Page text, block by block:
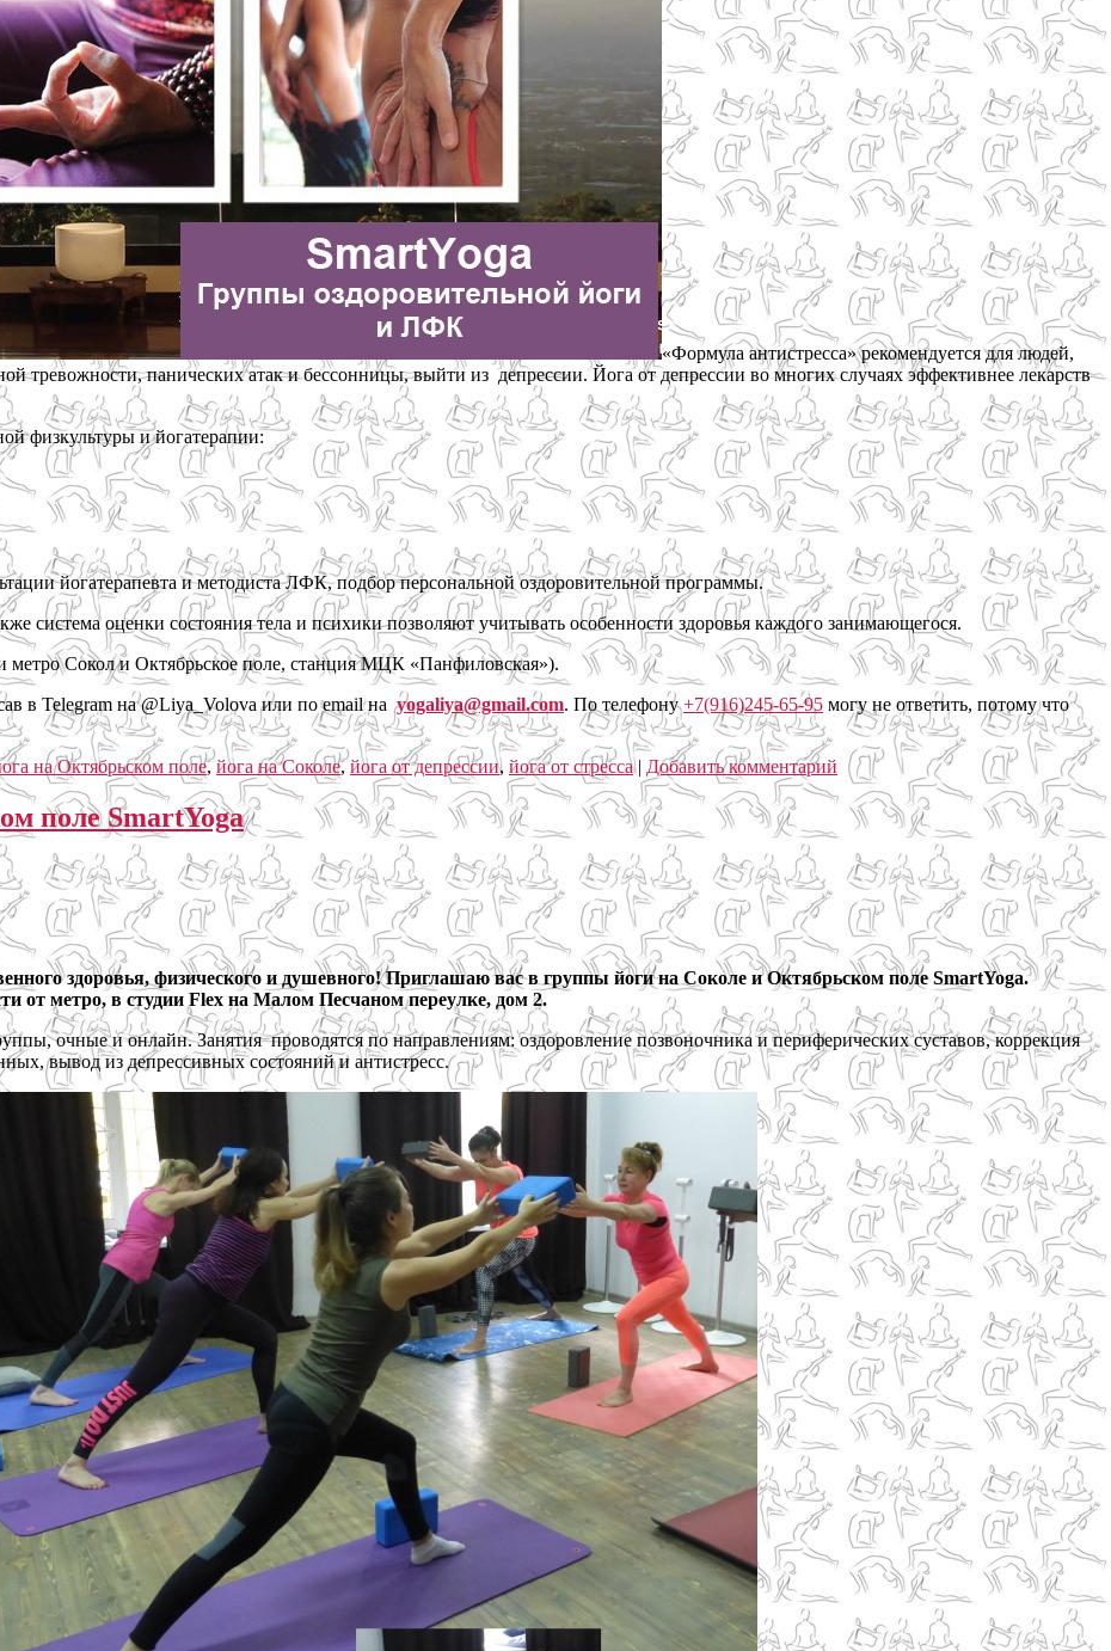
«Формула антистресса» рекомендуется для людей,
тревожности, панических атак и бессонницы, выйти из депрессии. Йога от депрессии во многих случаях эффективнее лекарств
физкультуры и йогатерапии:
йогатерапевта и методиста ЛФК, подбор персональной оздоровительной программы.
система оценки состояния тела и психики позволяют учитывать особенности здоровья каждого занимающегося.
Сокол и Октябрьское поле, станция МЦК «Панфиловская»).
в Telegram на @Liya_Volova или по email наyogaliya@gmail.com. По телефону+7(916)245-65-95 могу не ответить, потому что
на Октябрьском поле,йога на Соколе,йога от депрессии, йога от стресса | Добавить комментарий
поле SmartYoga
здоровья, физического и душевного! Приглашаю вас в группы йоги на Соколе и Октябрьском поле SmartYoga.
от метро, в студии Flex на Малом Песчаном переулке, дом 2.
очные и онлайн. Занятия проводятся по направлениям: оздоровление позвоночника и периферических суставов, коррекция
вывод из депрессивных состояний и антистресс.